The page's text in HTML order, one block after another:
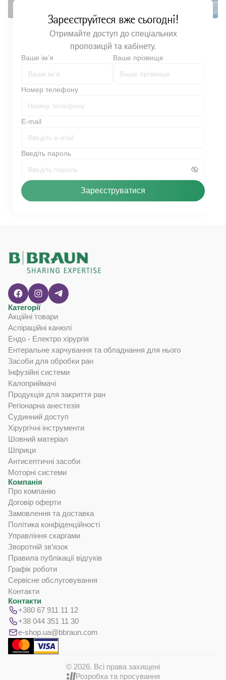
Зареєструйтеся вже сьогодні!
Отримайте доступ до спеціальних
пропозицій та кабінету.
Ваше імʼя Ваше прізвище
Номер телефону
E-mail
Введіть пароль
Зареєструватися
Категорії
Акційні товари
Аспіраційні канюлі
Ендо - Електро хірургія
Ентеральне харчування та обладнання для нього
Засоби для обробки ран
Інфузійні системи
Калоприймачі
Продукція для закриття ран
Регіонарна анестезія
Судинний доступ
Хірургічні інструменти
Шовний матеріал
Шприци
Антисептичні засоби
Моторні системи
Компанія
Про компанію
Договір оферти
Замовлення та доставка
Політика конфіденційності
Управління скаргами
Зворотній зв’язок
Правила публікації відгуків
Графік роботи
Сервісне обслуговування
Контакти
Контакти
+380 67 911 11 12
+38 044 351 11 30
e-shop.ua@bbraun.com
© 2026. Всі права захищені
Розробка та просування